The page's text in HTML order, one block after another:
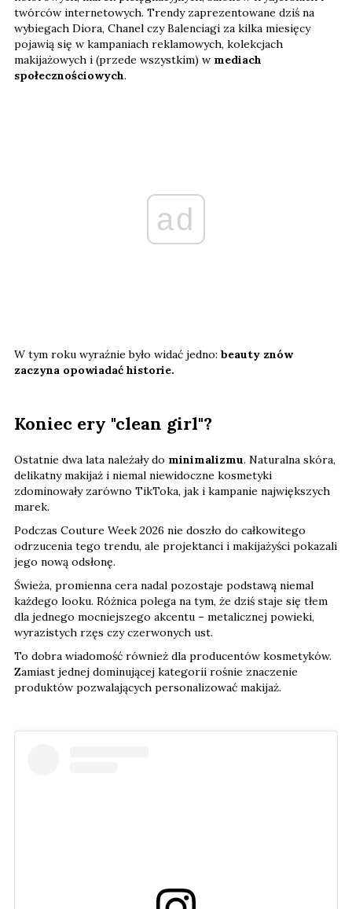
twórców internetowych. Trendy zaprezentowane dziś na
wybiegach Diora, Chanel czy Balenciagi za kilka miesięcy
pojawią się w kampaniach reklamowych, kolekcjach
makijażowych i (przede wszystkim) w mediach
społecznościowych.
ad
W tym roku wyraźnie było widać jedno: beauty znów
zaczyna opowiadać historie.
Koniec ery "clean girl"?
Ostatnie dwa lata należały do minimalizmu. Naturalna skóra,
delikatny makijaż i niemal niewidoczne kosmetyki
zdominowały zarówno TikToka, jak i kampanie największych
marek.
Podczas Couture Week 2026 nie doszło do całkowitego
odrzucenia tego trendu, ale projektanci i makijażyści pokazali
jego nową odsłonę.
Świeża, promienna cera nadal pozostaje podstawą niemal
każdego looku. Różnica polega na tym, że dziś staje się tłem
dla jednego mocniejszego akcentu – metalicznej powieki,
wyrazistych rzęs czy czerwonych ust.
To dobra wiadomość również dla producentów kosmetyków.
Zamiast jednej dominującej kategorii rośnie znaczenie
produktów pozwalających personalizować makijaż.